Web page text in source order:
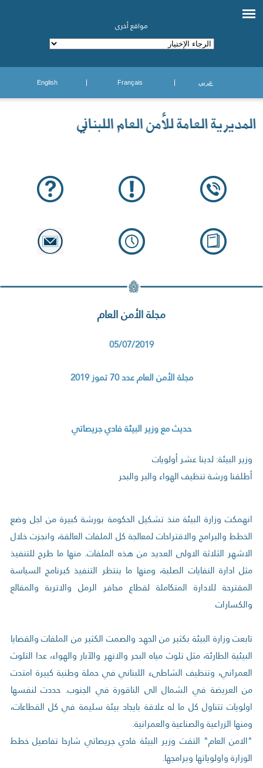
مواقع أخرى
عربي Français
English
مجلة الأمن العام
05/07/2019
مجلة الأمن العام عدد 70 تموز 2019
حديث مع وزير البيئة فادي جريصاتي
وزير البيئة: لدينا عشر أولويات
أطلقنا ورشة تنظيف الهواء والبر والبحر
انهمكت وزارة البيئة منذ تشكيل الحكومة بورشة كبيرة من اجل وضع
الخطط والبرامج والاقتراحات لمعالجة كل الملفات العالقة، وانجزت خلال
الاشهر الثلاثة الاولى العديد من هذه الملفات. منها ما طرح للتنفيذ
مثل ادارة النفايات الصلبة، ومنها ما ينتظر التنفيذ كبرنامج السياسة
المقترحة للادارة المتكاملة لقطاع محافر الرمل والاتربة والمقالع
والكسارات
تابعت وزارة البيئة بكثير من الجهد والصمت الكثير من الملفات والقضايا
البيئية الطارئة، مثل تلوث مياه البحر والانهر والآبار والهواء، عدا التلوث
العمراني، وتنظيف الشاطىء اللبناني في حملة وطنية كبيرة امتدت
من العريضة في الشمال الى الناقورة في الجنوب. حددت لنفسها
اولويات تتناول كل ما له علاقة بايجاد بيئة سليمة في كل القطاعات،
ومنها الزراعية والصناعية والعمرانية.
"الامن العام" التقت وزير البيئة فادي جريصاتي شارحا تفاصيل خطط
الوزارة واولوياتها وبرامجها.